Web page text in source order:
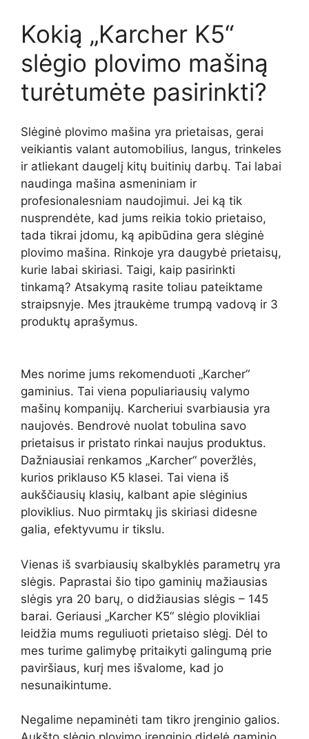
Kokią „Karcher K5“
slėgio plovimo mašiną
turėtumėte pasirinkti?
Slėginė plovimo mašina yra prietaisas, gerai
veikiantis valant automobilius, langus, trinkeles
ir atliekant daugelį kitų buitinių darbų. Tai labai
naudinga mašina asmeniniam ir
profesionalesniam naudojimui. Jei ką tik
nusprendėte, kad jums reikia tokio prietaiso,
tada tikrai įdomu, ką apibūdina gera slėginė
plovimo mašina. Rinkoje yra daugybė prietaisų,
kurie labai skiriasi. Taigi, kaip pasirinkti
tinkamą? Atsakymą rasite toliau pateiktame
straipsnyje. Mes įtraukėme trumpą vadovą ir 3
produktų aprašymus.
Mes norime jums rekomenduoti „Karcher“
gaminius. Tai viena populiariausių valymo
mašinų kompanijų. Karcheriui svarbiausia yra
naujovės. Bendrovė nuolat tobulina savo
prietaisus ir pristato rinkai naujus produktus.
Dažniausiai renkamos „Karcher“ poveržlės,
kurios priklauso K5 klasei. Tai viena iš
aukščiausių klasių, kalbant apie slėginius
ploviklius. Nuo pirmtakų jis skiriasi didesne
galia, efektyvumu ir tikslu.
Vienas iš svarbiausių skalbyklės parametrų yra
slėgis. Paprastai šio tipo gaminių mažiausias
slėgis yra 20 barų, o didžiausias slėgis – 145
barai. Geriausi „Karcher K5“ slėgio plovikliai
leidžia mums reguliuoti prietaiso slėgį. Dėl to
mes turime galimybę pritaikyti galingumą prie
paviršiaus, kurį mes išvalome, kad jo
nesunaikintume.
Negalime nepaminėti tam tikro įrenginio galios.